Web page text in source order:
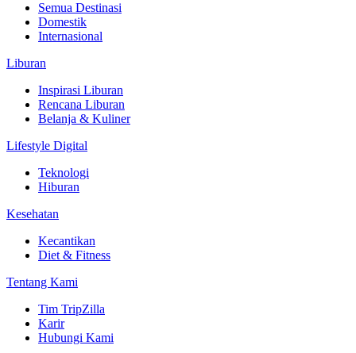
Semua Destinasi
Domestik
Internasional
Liburan
Inspirasi Liburan
Rencana Liburan
Belanja & Kuliner
Lifestyle Digital
Teknologi
Hiburan
Kesehatan
Kecantikan
Diet & Fitness
Tentang Kami
Tim TripZilla
Karir
Hubungi Kami